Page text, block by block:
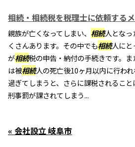
相続・相続税を税理士に依頼する
親族が亡くなってしまい、 相続人となっ
くさんあります。その中でも相続人にと
が相続税の申告・納付の手続きです。ま
は被相続人の死亡後10ヶ月以内に行わ
過ぎてしまうと、さらに課税されるこ
刑事罰が課されてしまう...
« 会社設立 岐阜市